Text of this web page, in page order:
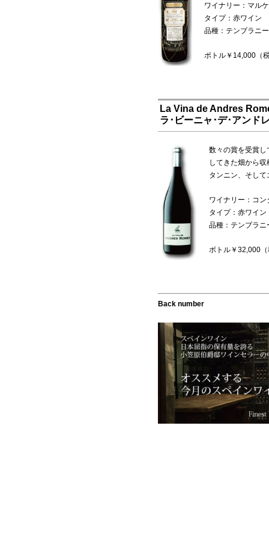
ワイナリー：マル
タイプ：赤ワイン
品種：テンブラニ
ボトル￥14,000（
La Vina de Andres
ラ･ビーニャ･デ･アンド
数々の賞を受賞
してきた畑から
タンニン、そし
ワイナリー：コン
タイプ：赤ワイン
品種：テンブラニ
ボトル￥32,000（
Back number